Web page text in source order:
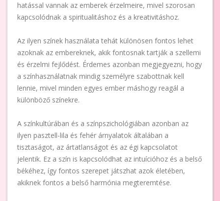
hatással vannak az emberek érzelmeire, mivel szorosan
kapcsolódnak a spiritualitáshoz és a kreativitáshoz.
Az ilyen színek használata tehát különösen fontos lehet
azoknak az embereknek, akik fontosnak tartják a szellemi
és érzelmi fejlődést. Érdemes azonban megjegyezni, hogy
a színhasználatnak mindig személyre szabottnak kell
lennie, mivel minden egyes ember máshogy reagál a
különböző színekre.
A színkultúrában és a színpszichológiában azonban az
ilyen pasztell-lila és fehér árnyalatok általában a
tisztaságot, az ártatlanságot és az égi kapcsolatot
jelentik. Ez a szín is kapcsolódhat az intuícióhoz és a belső
békéhez, így fontos szerepet játszhat azok életében,
akiknek fontos a belső harmónia megteremtése.